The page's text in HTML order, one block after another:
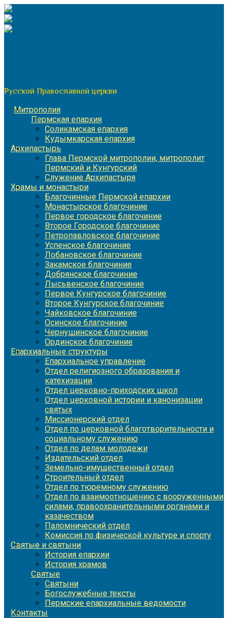
Перейти
к
содержимому
Русской Православной церкви
Митрополия
Пермская епархия
Соликамская епархия
Кудымкарская епархия
Архипастырь
Глава Пермской митрополии, митрополит
Пермский и Кунгурский
Служение Архипастыря
Храмы и монастыри
Благочинные Пермской епархии
Монастырское благочиние
Первое городское благочиние
Второе Городское благочиние
Петропавловское благочиние
Успенское благочиние
Лобановское благочиние
Закамское благочиние
Добрянское благочиние
Лысьвенское благочиние
Первое Кунгурское благочиние
Второе Кунгурское благочиние
Чайковское благочиние
Осинское благочиние
Чернушинское благочиние
Ординское благочиние
Епархиальные структуры
Епархиальное управление
Отдел религиозного образования и
катехизации
Отдел церковно-приходских школ
Отдел церковной истории и канонизации
святых
Миссионерский отдел
Отдел по церковной благотворительности и
социальному служению
Отдел по делам молодежи
Издательский отдел
Земельно-имущественный отдел
Строительный отдел
Отдел по тюремному служению
Отдел по взаимоотношению с вооруженными
силами, правоохранительными органами и
казачеством
Паломнический отдел
Комиссия по физической культуре и спорту
Святые и святыни
История епархии
История храмов
Святые
Святыни
Богослужебные тексты
Пермские епархиальные ведомости
Контакты